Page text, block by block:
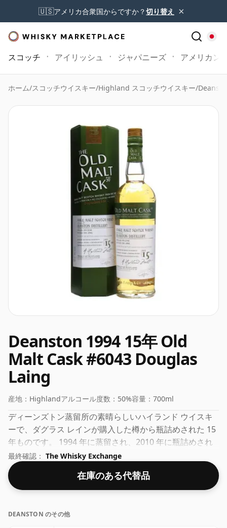
🇺🇸アメリカ合衆国からですか？切り替え ×
スコッチ アイリッシュ ジャパニーズ アメリカン
ホーム/スコッチウイスキー/Highland スコッチウイスキー/
Deanston 1994 15年 Old
Malt Cask #6043 Douglas
Laing
産地： Highlandアルコール度数： 50%容量： 700ml
ディーンズトン蒸留所の素晴らしいハイランド ウイスキ
ーで、ダグラス レインが購入した樽から瓶詰めされた 15
年ものです。 1994 年に蒸留され、2010 年に瓶詰めされ
ました。より強度の高いウイスキーのファンは、アルコー
ル度数 50% のこの瓶詰めに失望することはありません。
最終確認： The Whisky Exchange
在庫のある代替品
DEANSTON のその他